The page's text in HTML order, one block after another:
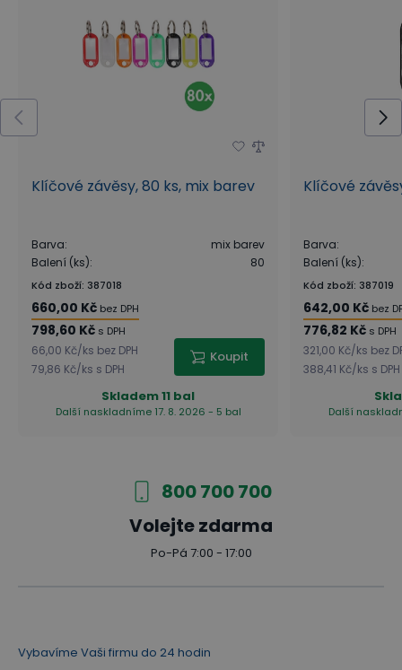
Klíčové závěsy, 80 ks, mix barev
Barva:
mix barev
Balení (ks): 80
Kód zboží: 387018
660,00 Kč bez DPH
798,60 Kč s DPH
66,00 Kč/ks bez DPH
79,86 Kč/ks s DPH
Koupit
Skladem11 bal
Další naskladníme 17. 8. 2026 - 5 bal
Klíčové
Barva:
Balení (ks):
Kód zboží: 387019
642,00 Kč bez
776,82 Kč s DPH
321,00 Kč/ks bez
388,41 Kč/ks s DPH
Další
800 700 700
Volejte zdarma
Po-Pá 7:00 - 17:00
Vybavíme Vaši firmu do 24 hodin